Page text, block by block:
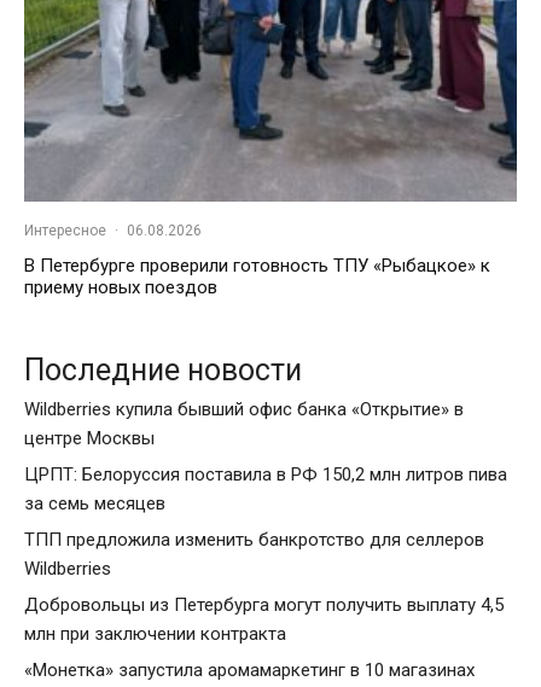
Интересное · 06.08.2026
В Петербурге проверили готовность ТПУ «Рыбацкое» к
приему новых поездов
Последние новости
Wildberries купила бывший офис банка «Открытие» в
центре Москвы
ЦРПТ: Белоруссия поставила в РФ 150,2 млн литров пива
за семь месяцев
ТПП предложила изменить банкротство для селлеров
Wildberries
Добровольцы из Петербурга могут получить выплату 4,5
млн при заключении контракта
«Монетка» запустила аромамаркетинг в 10 магазинах